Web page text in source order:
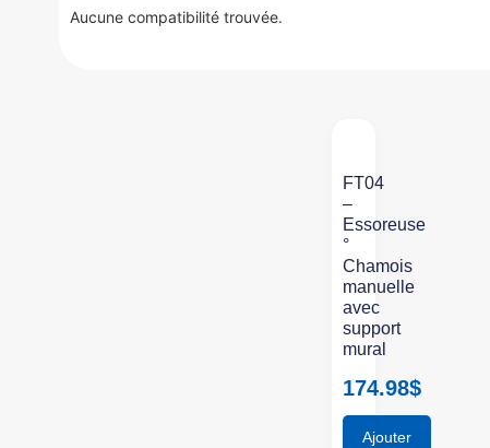
Aucune compatibilité trouvée.
FT04
–
Essoreuse
°
Chamois
manuelle
avec
support
mural
174.98$
Ajouter